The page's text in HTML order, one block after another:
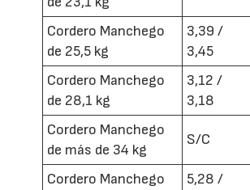
Cordero Manchego
de 25,5 kg
3,39 /
3,45
Cordero Manchego
de 28,1 kg
3,12 /
3,18
Cordero Manchego
de más de 34 kg
S/C
Cordero Manchego
5,28 /